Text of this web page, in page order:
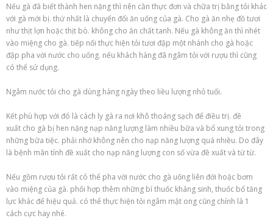
Nếu gà đã biết thành hen nặng thì nên cần thực đơn và chữa trị bằng tỏi khác
với gà mới bị. thứ nhất là chuyển đổi ăn uống của gà. Cho gà ăn nhẹ đồ tươi
như thịt lợn hoặc thịt bò. không cho ăn chất tanh. Nếu gà không ăn thì nhét
vào miệng cho gà. tiếp nối thực hiện tỏi tươi đập một nhánh cho gà hoặc
đập pha với nước cho uống. nếu khách hàng đã ngâm tỏi với rượu thì cũng
có thể sử dụng.
Ngâm nước tỏi cho gà dùng hàng ngày theo liều lượng nhỏ tuổi.
Kết phù hợp với đó là cách ly gà ra nơi khô thoáng sạch để điều trị. đề
xuất cho gà bị hen nặng nạp năng lượng làm nhiều bữa và bổ xung tỏi trong
những bữa tiệc. phải nhớ không nên cho nạp năng lượng quá nhiều. Do đây
là bệnh mãn tính đề xuất cho nạp năng lượng con số vừa đề xuất và từ từ.
Nếu gồm rượu tỏi rất có thể pha với nước cho gà uống liên đới hoặc bơm
vào miệng của gà. phối hợp thêm những bí thuốc kháng sinh, thuốc bổ tăng
lực khác để hiệu quả. có thể thực hiện tỏi ngâm mật ong cũng chính là 1
cách cực hay nhé.